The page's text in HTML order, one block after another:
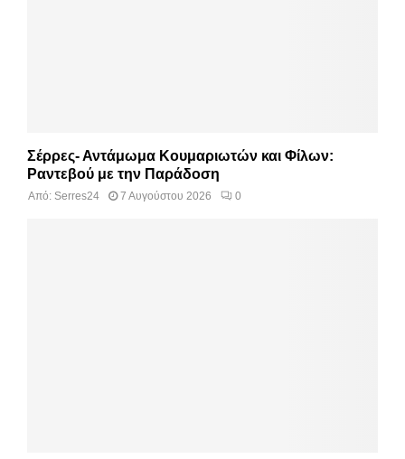
Σέρρες- Αντάμωμα Κουμαριωτών και Φίλων:
Ραντεβού με την Παράδοση
Από: Serres24 7 Αυγούστου 2026 0